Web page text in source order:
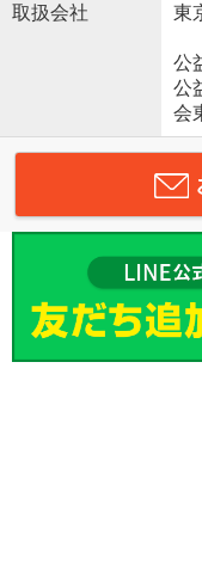
取扱会社
東
公
公
会